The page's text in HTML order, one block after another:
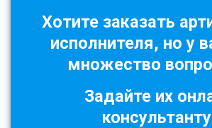
Хотите заказать
исполнителя, но у
множество
Задайте их